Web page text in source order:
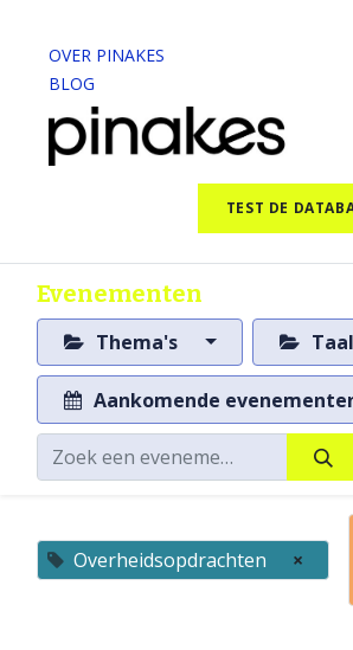
OVER PINAKES
BLOG
TEST DE
Evenementen
Thema's Taal
Aankomende
Overheidsopdrachten ×